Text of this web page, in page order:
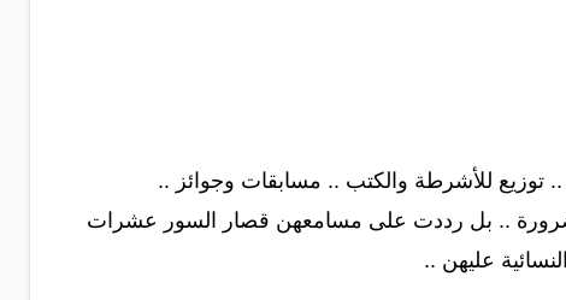
توزيع للأشرطة والكتب .. مسابقات وجوائز ..
.. بل رددت على مسامعهن قصار السور عشرات
عليهن ..